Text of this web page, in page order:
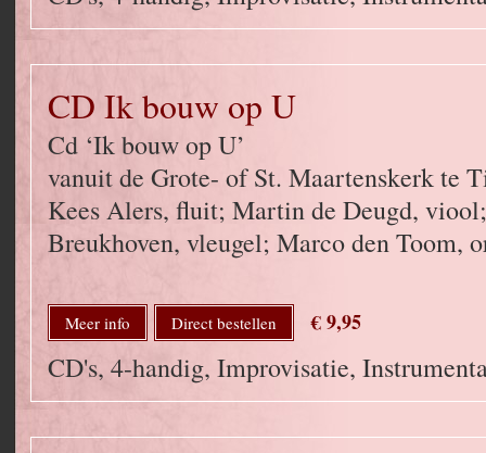
CD Ik bouw op U
Cd ‘Ik bouw op U’
vanuit de Grote- of St. Maartenskerk te
Kees Alers, fluit; Martin de Deugd,
Breukhoven, vleugel; Marco den Toom,
Meer info Direct bestellen € 9,95
CD's, 4-handig, Improvisatie,